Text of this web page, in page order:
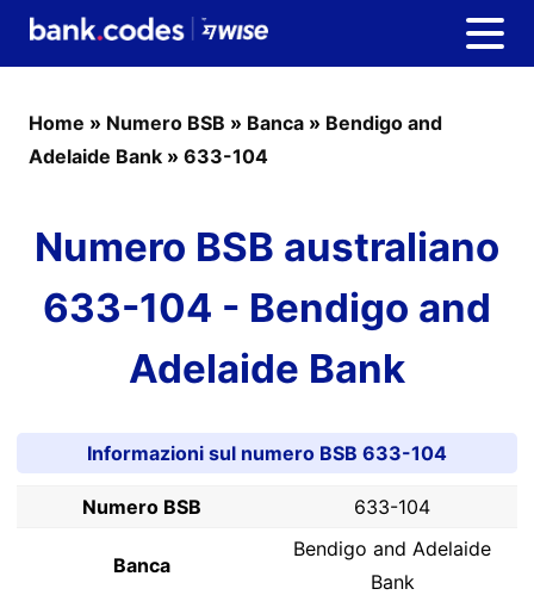
Home » Numero BSB » Banca » Bendigo and
Adelaide Bank » 633-104
Numero BSB australiano
633-104 - Bendigo and
Adelaide Bank
Informazioni sul numero BSB 633-104
Numero BSB 633-104
Banca
Bendigo and Adelaide
Bank